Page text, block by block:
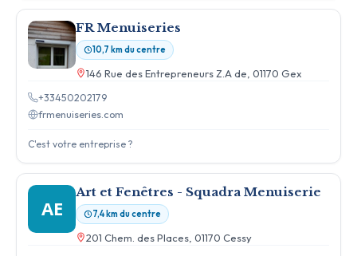
FR Menuiseries
10,7 km du centre
146 Rue des Entrepreneurs Z.A de, 01170 Gex
+33450202179
frmenuiseries.com
C'est votre entreprise ?
AE
Art et Fenêtres - Squadra Menuiserie
7,4 km du centre
201 Chem. des Places, 01170 Cessy